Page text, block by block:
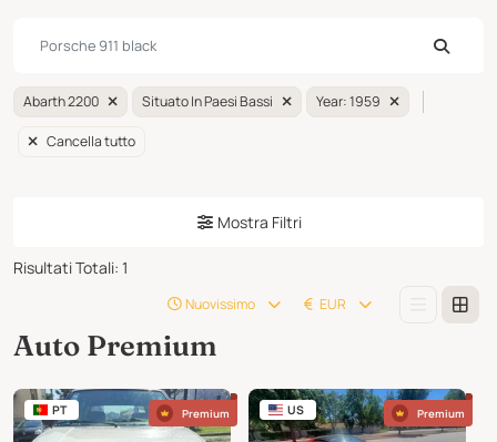
Abarth 2200 Situato In Paesi Bassi Year: 1959
Cancella tutto
Mostra Filtri
Risultati Totali: 1
Nuovissimo EUR
Auto Premium
PT Premium US Premium